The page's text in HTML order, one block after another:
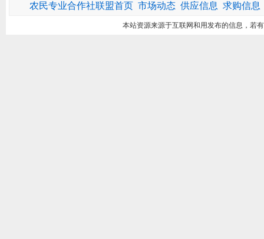
农民专业合作社联盟首页 市场动态 供应信息 求购信息
本站资源来源于互联网和用发布的信息，若